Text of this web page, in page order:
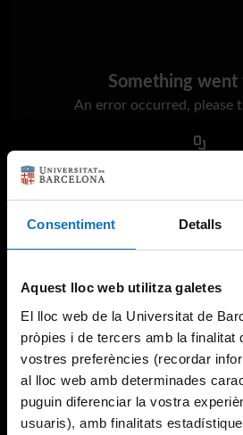
Consentiment Detalls
Aquest lloc web utilitza galetes
El lloc web de la Universitat de
pròpies i de tercers amb la finalitat
vostres preferències (recordar
al lloc web amb determinades
puguin diferenciar la vostra
usuaris), amb finalitats
Something went
An error occurred, please